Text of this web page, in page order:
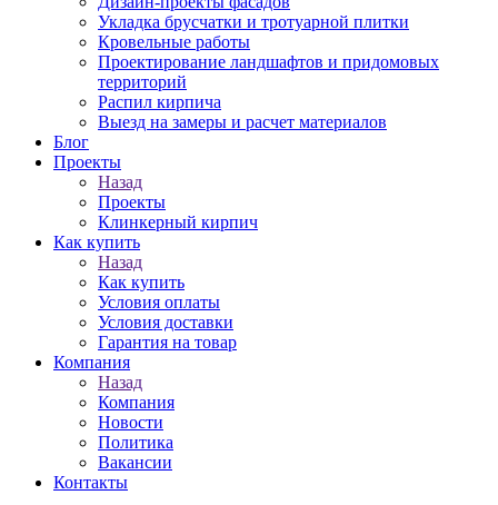
Укладка брусчатки и тротуарной плитки
Кровельные работы
Проектирование ландшафтов и придомовых
территорий
Распил кирпича
Выезд на замеры и расчет материалов
Блог
Проекты
Назад
Проекты
Клинкерный кирпич
Как купить
Назад
Как купить
Условия оплаты
Условия доставки
Гарантия на товар
Компания
Назад
Компания
Новости
Политика
Вакансии
Контакты